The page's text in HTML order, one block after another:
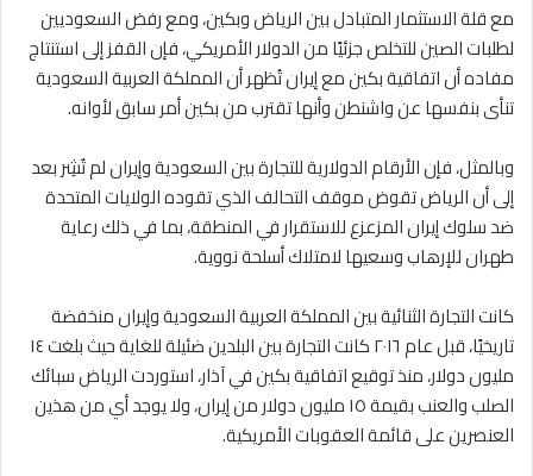
مع قلة الاستثمار المتبادل بين الرياض وبكين، ومع رفض السعوديين
لطلبات الصين للتخلص جزئيًا من الدولار الأمريكي، فإن القفز إلى استنتاج
مفاده أن اتفاقية بكين مع إيران تُظهر أن المملكة العربية السعودية
تنأى بنفسها عن واشنطن وأنها تقترب من بكين أمر سابق لأوانه.
وبالمثل، فإن الأرقام الدولارية للتجارة بين السعودية وإيران لم تُشِر بعد
إلى أن الرياض تقوض موقف التحالف الذي تقوده الولايات المتحدة
ضد سلوك إيران المزعزع للاستقرار في المنطقة، بما في ذلك رعاية
طهران للإرهاب وسعيها لامتلاك أسلحة نووية.
كانت التجارة الثنائية بين المملكة العربية السعودية وإيران منخفضة
تاريخيًا، قبل عام ٢٠١٦ كانت التجارة بين البلدين ضئيلة للغاية حيث بلغت ١٤
مليون دولار، منذ توقيع اتفاقية بكين في آذار، استوردت الرياض سبائك
الصلب والعنب بقيمة ١٥ مليون دولار من إيران، ولا يوجد أي من هذين
العنصرين على قائمة العقوبات الأمريكية.